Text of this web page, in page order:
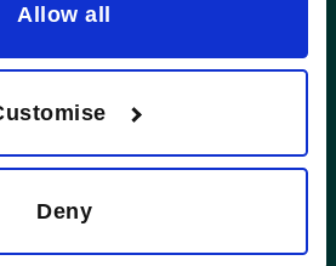
Allow all
Deny
Fiscale et Juridique